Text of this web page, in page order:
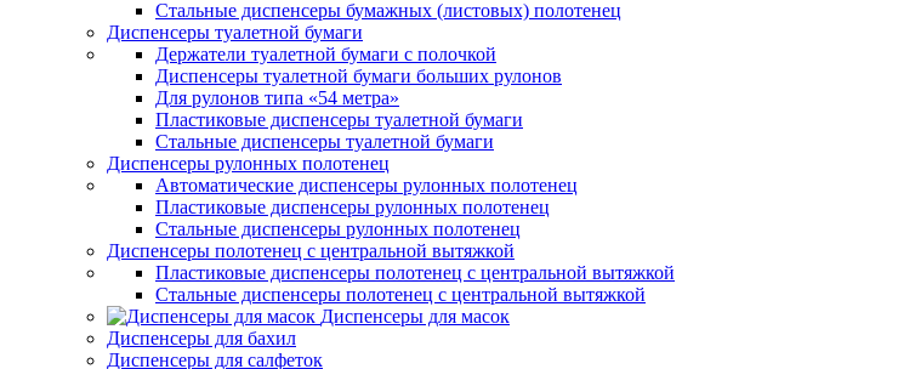
Стальные диспенсеры бумажных (листовых) полотенец
Диспенсеры туалетной бумаги
Держатели туалетной бумаги с полочкой
Диспенсеры туалетной бумаги больших рулонов
Для рулонов типа «54 метра»
Пластиковые диспенсеры туалетной бумаги
Стальные диспенсеры туалетной бумаги
Диспенсеры рулонных полотенец
Автоматические диспенсеры рулонных полотенец
Пластиковые диспенсеры рулонных полотенец
Стальные диспенсеры рулонных полотенец
Диспенсеры полотенец с центральной вытяжкой
Пластиковые диспенсеры полотенец с центральной вытяжкой
Стальные диспенсеры полотенец с центральной вытяжкой
Диспенсеры для масок
Диспенсеры для бахил
Диспенсеры для салфеток